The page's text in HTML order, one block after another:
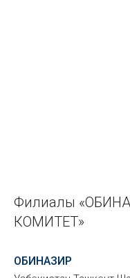
Филиалы
КОМИТЕТ»
ОБИНАЗИР